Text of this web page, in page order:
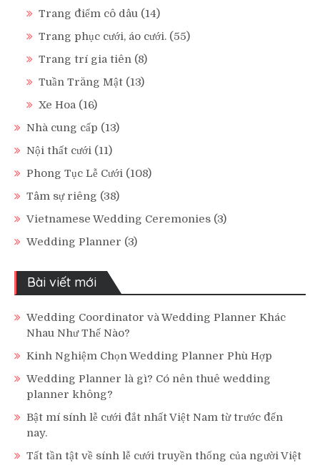
Trang điểm cô dâu (14)
Trang phục cưới, áo cưới. (55)
Trang trí gia tiên (8)
Tuần Trăng Mật (13)
Xe Hoa (16)
Nhà cung cấp (13)
Nội thất cưới (11)
Phong Tục Lễ Cưới (108)
Tâm sự riêng (38)
Vietnamese Wedding Ceremonies (3)
Wedding Planner (3)
Bài viết mới
Wedding Coordinator và Wedding Planner Khác
Nhau Như Thế Nào?
Kinh Nghiệm Chọn Wedding Planner Phù Hợp
Wedding Planner là gì? Có nên thuê wedding
planner không?
Bật mí sính lễ cưới đắt nhất Việt Nam từ trước đến
nay.
Tất tần tật về sính lễ cưới truyền thống của người Việt